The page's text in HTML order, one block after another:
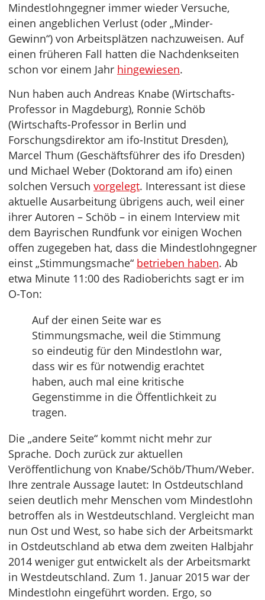
Mindestlohngegner immer wieder Versuche,
einen angeblichen Verlust (oder „Minder-
Gewinn“) von Arbeitsplätzen nachzuweisen. Auf
einen früheren Fall hatten die Nachdenkseiten
schon vor einem Jahr hingewiesen.
Nun haben auch Andreas Knabe (Wirtschafts-
Professor in Magdeburg), Ronnie Schöb
(Wirtschafts-Professor in Berlin und
Forschungsdirektor am ifo-Institut Dresden),
Marcel Thum (Geschäftsführer des ifo Dresden)
und Michael Weber (Doktorand am ifo) einen
solchen Versuch vorgelegt. Interessant ist diese
aktuelle Ausarbeitung übrigens auch, weil einer
ihrer Autoren – Schöb – in einem Interview mit
dem Bayrischen Rundfunk vor einigen Wochen
offen zugegeben hat, dass die Mindestlohngegner
einst „Stimmungsmache“ betrieben haben. Ab
etwa Minute 11:00 des Radioberichts sagt er im
O-Ton:
Auf der einen Seite war es
Stimmungsmache, weil die Stimmung
so eindeutig für den Mindestlohn war,
dass wir es für notwendig erachtet
haben, auch mal eine kritische
Gegenstimme in die Öffentlichkeit zu
tragen.
Die „andere Seite“ kommt nicht mehr zur
Sprache. Doch zurück zur aktuellen
Veröffentlichung von Knabe/Schöb/Thum/Weber.
Ihre zentrale Aussage lautet: In Ostdeutschland
seien deutlich mehr Menschen vom Mindestlohn
betroffen als in Westdeutschland. Vergleicht man
nun Ost und West, so habe sich der Arbeitsmarkt
in Ostdeutschland ab etwa dem zweiten Halbjahr
2014 weniger gut entwickelt als der Arbeitsmarkt
in Westdeutschland. Zum 1. Januar 2015 war der
Mindestlohn eingeführt worden. Ergo, so